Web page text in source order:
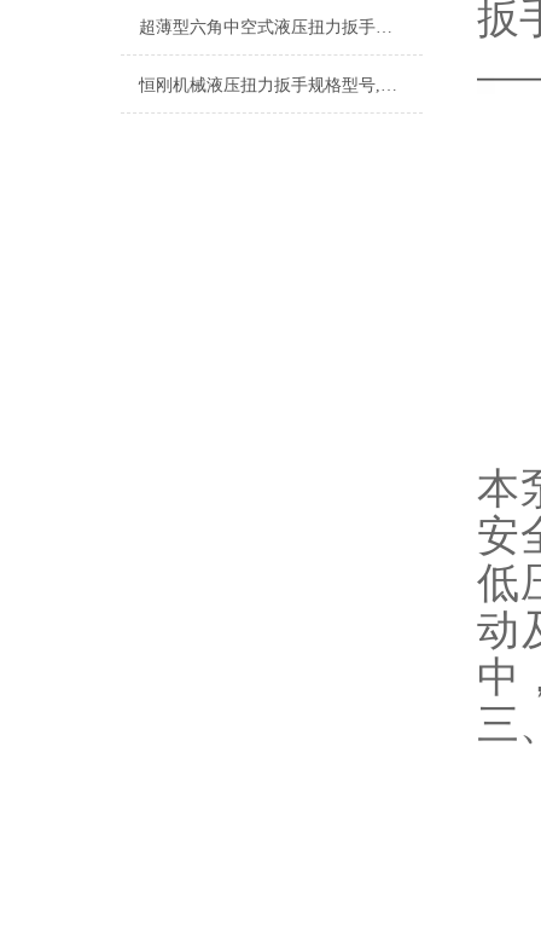
超薄型六角中空式液压扭力扳手规格型号
恒刚机械液压扭力扳手规格型号,位置狭小液压扭力扳手规格型号
本
安
低
动
中
三